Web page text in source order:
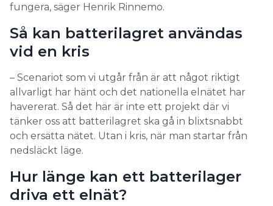
fungera, säger Henrik Rinnemo.
Så kan batterilagret användas
vid en kris
– Scenariot som vi utgår från är att något riktigt
allvarligt har hänt och det nationella elnätet har
havererat. Så det här är inte ett projekt där vi
tänker oss att batterilagret ska gå in blixtsnabbt
och ersätta nätet. Utan i kris, när man startar från
nedsläckt läge.
Hur länge kan ett batterilager
driva ett elnät?